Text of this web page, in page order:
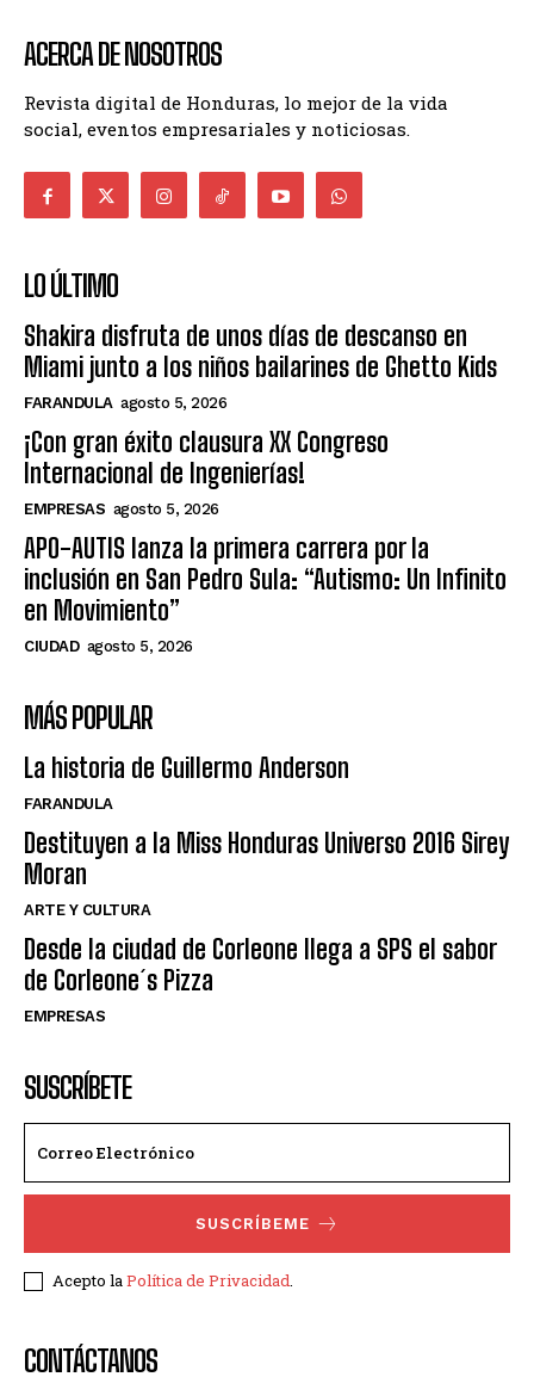
ACERCA DE NOSOTROS
Revista digital de Honduras, lo mejor de la vida
social, eventos empresariales y noticiosas.
LO ÚLTIMO
Shakira disfruta de unos días de descanso en
Miami junto a los niños bailarines de Ghetto Kids
FARANDULA agosto 5, 2026
¡Con gran éxito clausura XX Congreso
Internacional de Ingenierías!
EMPRESAS agosto 5, 2026
APO-AUTIS lanza la primera carrera por la
inclusión en San Pedro Sula: “Autismo: Un Infinito
en Movimiento”
CIUDAD agosto 5, 2026
MÁS POPULAR
La historia de Guillermo Anderson
FARANDULA
Destituyen a la Miss Honduras Universo 2016 Sirey
Moran
ARTE Y CULTURA
Desde la ciudad de Corleone llega a SPS el sabor
de Corleone´s Pizza
EMPRESAS
SUSCRÍBETE
SUSCRÍBEME
Acepto laPolítica de Privacidad.
CONTÁCTANOS